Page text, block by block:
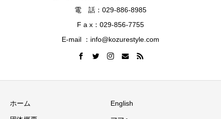
電 話：029-886-8985
F a x：029-856-7755
E-mail ：info@kozurestyle.com
ホーム English